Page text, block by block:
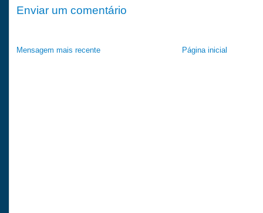
Enviar um comentário
Mensagem mais recente Página inicial